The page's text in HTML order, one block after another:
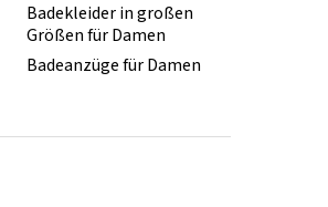
Badekleider in großen
Größen für Damen
Badeanzüge für Damen